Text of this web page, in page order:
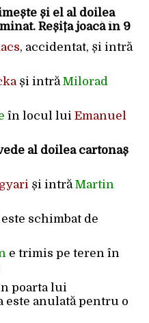
și el al doilea
Reșița joacă în 9
, accidentat, și intră
și intrăMilorad
în locul lui Emanuel
al doilea cartonaș
și intrăMartin
este schimbat de
e trimis pe teren în
poarta lui
este anulată pentru o